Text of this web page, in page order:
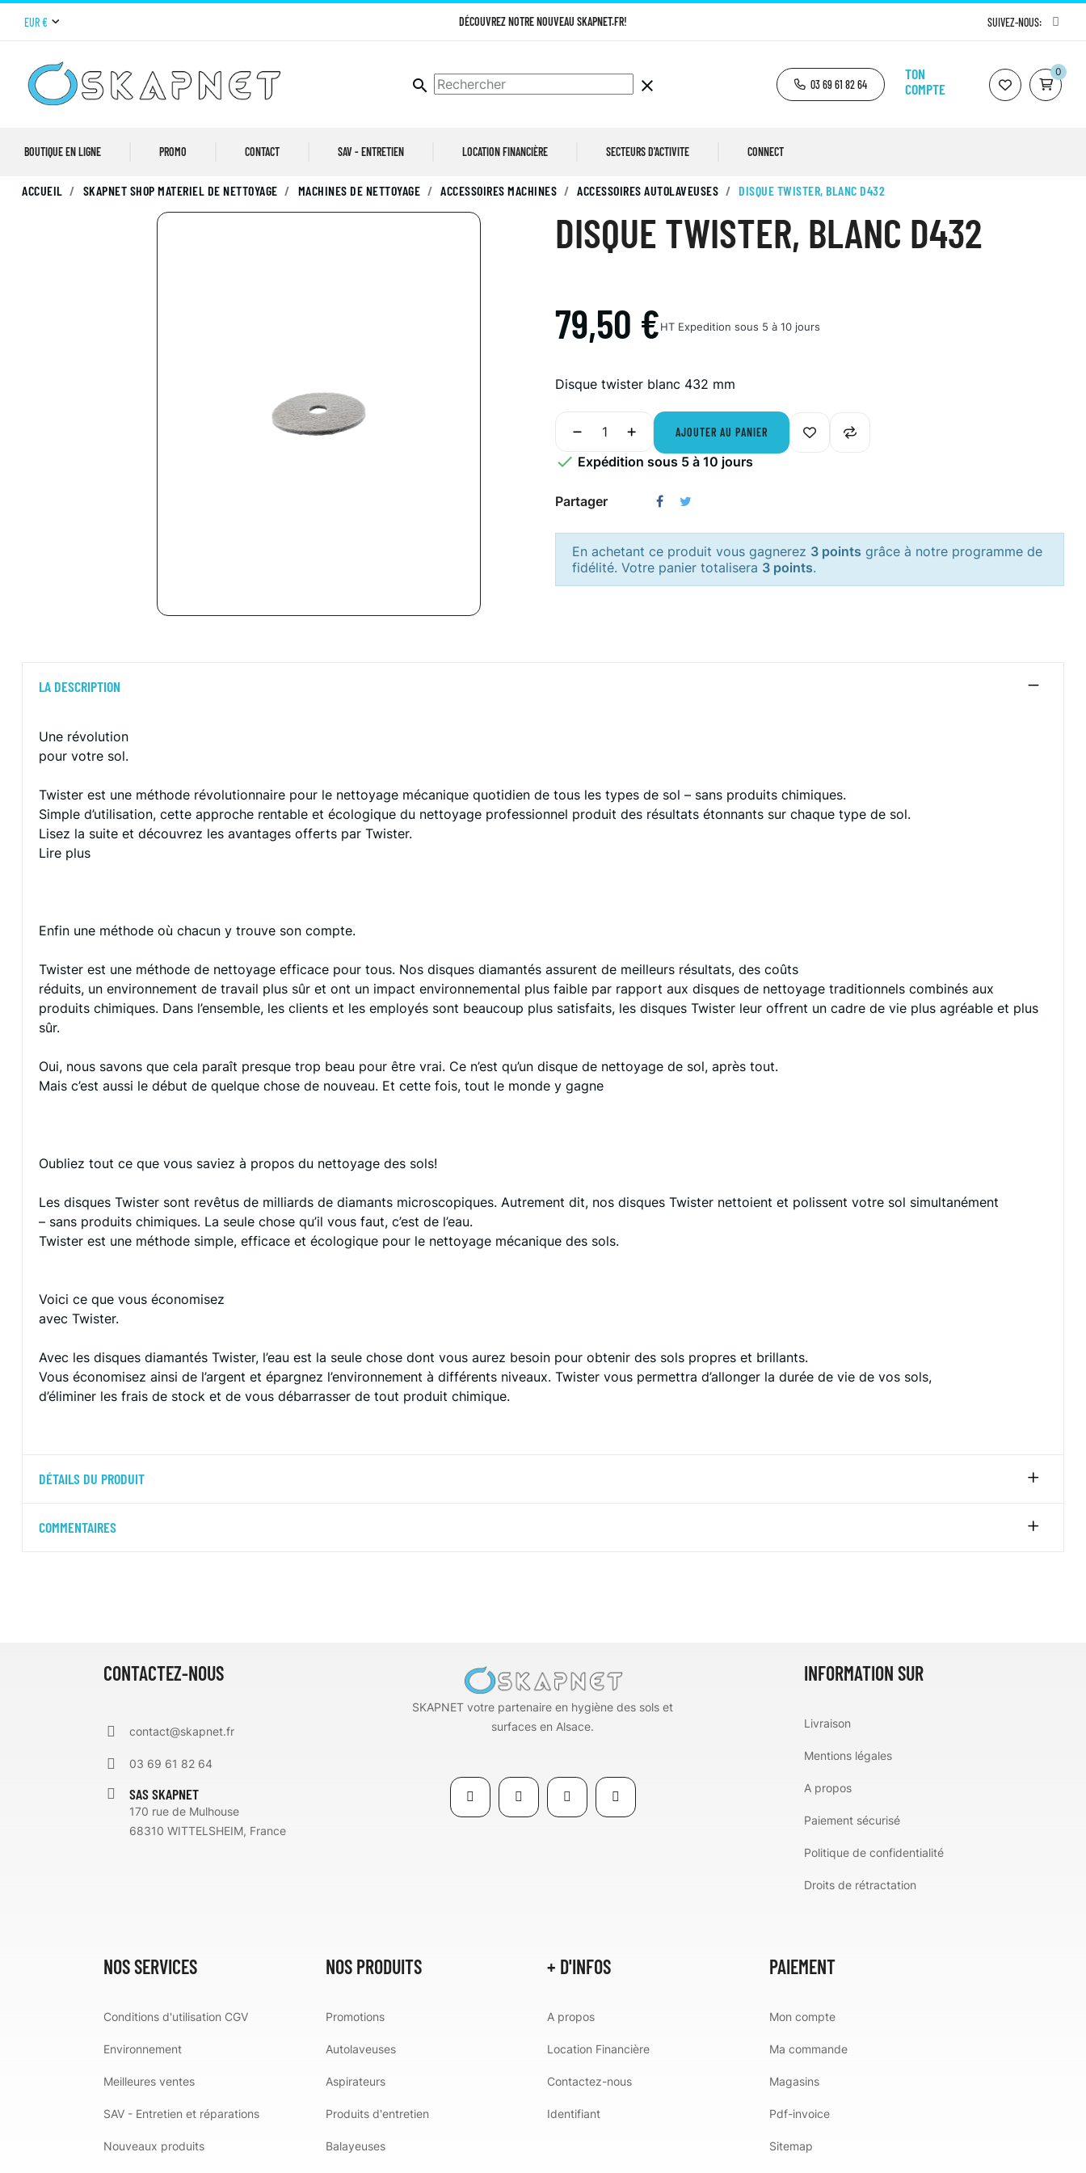
EUR € DÉCOUVREZ NOTRE NOUVEAU SKAPNET.FR! SUIVEZ-NOUS:
search clear 03 69 61 82 64
TON
COMPTE
0
BOUTIQUE EN LIGNE PROMO CONTACT SAV - ENTRETIEN LOCATION FINANCIÈRE SECTEURS D'ACTIVITE CONNECT
ACCUEIL SKAPNET SHOP MATERIEL DE NETTOYAGE MACHINES DE NETTOYAGE ACCESSOIRES MACHINES ACCESSOIRES AUTOLAVEUSES DISQUE TWISTER, BLANC D432
DISQUE TWISTER, BLANC D432
79,50 €HT Expedition sous 5 à 10 jours
Disque twister blanc 432 mm
AJOUTER AU PANIER
 Expédition sous 5 à 10 jours
Partager
En achetant ce produit vous gagnerez 3 points grâce à notre programme de
fidélité. Votre panier totalisera 3 points.
LA DESCRIPTION
Une révolution
pour votre sol.
Twister est une méthode révolutionnaire pour le nettoyage mécanique quotidien de tous les types de sol – sans produits chimiques.
Simple d’utilisation, cette approche rentable et écologique du nettoyage professionnel produit des résultats étonnants sur chaque type de sol.
Lisez la suite et découvrez les avantages offerts par Twister.
Lire plus
Enfin une méthode où chacun y trouve son compte.
Twister est une méthode de nettoyage efficace pour tous. Nos disques diamantés assurent de meilleurs résultats, des coûts
réduits, un environnement de travail plus sûr et ont un impact environnemental plus faible par rapport aux disques de nettoyage traditionnels combinés aux
produits chimiques. Dans l’ensemble, les clients et les employés sont beaucoup plus satisfaits, les disques Twister leur offrent un cadre de vie plus agréable et plus
sûr.
Oui, nous savons que cela paraît presque trop beau pour être vrai. Ce n’est qu’un disque de nettoyage de sol, après tout.
Mais c’est aussi le début de quelque chose de nouveau. Et cette fois, tout le monde y gagne
Oubliez tout ce que vous saviez à propos du nettoyage des sols!
Les disques Twister sont revêtus de milliards de diamants microscopiques. Autrement dit, nos disques Twister nettoient et polissent votre sol simultanément
– sans produits chimiques. La seule chose qu’il vous faut, c’est de l’eau.
Twister est une méthode simple, efficace et écologique pour le nettoyage mécanique des sols.
Voici ce que vous économisez
avec Twister.
Avec les disques diamantés Twister, l’eau est la seule chose dont vous aurez besoin pour obtenir des sols propres et brillants.
Vous économisez ainsi de l’argent et épargnez l’environnement à différents niveaux. Twister vous permettra d’allonger la durée de vie de vos sols,
d’éliminer les frais de stock et de vous débarrasser de tout produit chimique.
DÉTAILS DU PRODUIT
COMMENTAIRES
CONTACTEZ-NOUS
contact@skapnet.fr
03 69 61 82 64
SAS SKAPNET
170 rue de Mulhouse
68310 WITTELSHEIM, France
SKAPNET votre partenaire en hygiène des sols et
surfaces en Alsace.
INFORMATION SUR
Livraison
Mentions légales
A propos
Paiement sécurisé
Politique de confidentialité
Droits de rétractation
NOS SERVICES
Conditions d'utilisation CGV
Environnement
Meilleures ventes
SAV - Entretien et réparations
Nouveaux produits
NOS PRODUITS
Promotions
Autolaveuses
Aspirateurs
Produits d'entretien
Balayeuses
+ D'INFOS
A propos
Location Financière
Contactez-nous
Identifiant
PAIEMENT
Mon compte
Ma commande
Magasins
Pdf-invoice
Sitemap